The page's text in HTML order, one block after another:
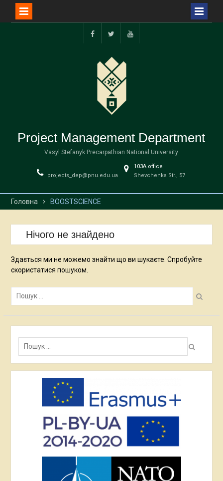
facebooktwitter youtube
Project Management Department
Vasyl Stefanyk Precarpathian National University
projects_dep@pnu.edu.ua
103А office
Shevchenka Str., 57
Головна BOOSTSCIENCE
Нічого не знайдено
Здається ми не можемо знайти що ви шукаєте. Спробуйте
скористатися пошуком.
Пошук:
Пошук: